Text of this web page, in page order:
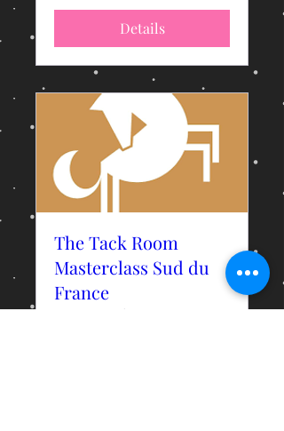
Details
The Tack Room
Masterclass Sud du
France
Sa., 29. Juni